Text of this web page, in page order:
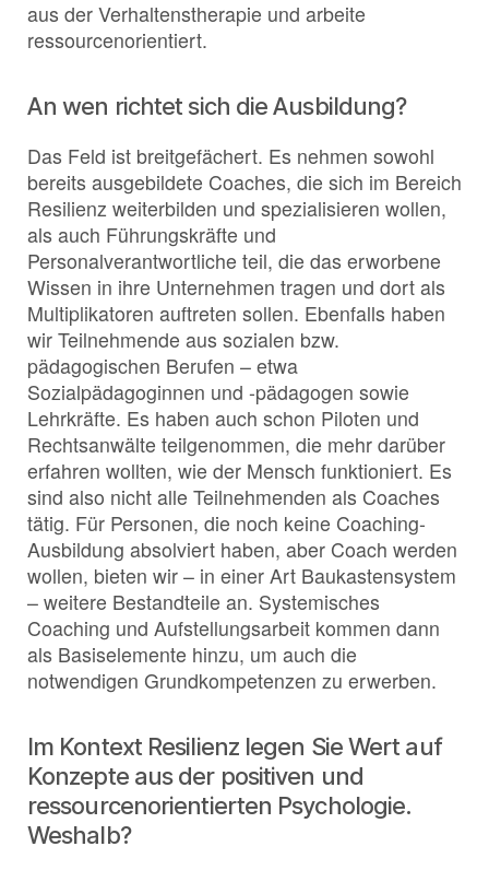
aus der Verhaltenstherapie und arbeite
ressourcenorientiert.
An wen richtet sich die Ausbildung?
Das Feld ist breitgefächert. Es nehmen sowohl
bereits ausgebildete Coaches, die sich im Bereich
Resilienz weiterbilden und spezialisieren wollen,
als auch Führungskräfte und
Personalverantwortliche teil, die das erworbene
Wissen in ihre Unternehmen tragen und dort als
Multiplikatoren auftreten sollen. Ebenfalls haben
wir Teilnehmende aus sozialen bzw.
pädagogischen Berufen – etwa
Sozialpädagoginnen und -pädagogen sowie
Lehrkräfte. Es haben auch schon Piloten und
Rechtsanwälte teilgenommen, die mehr darüber
erfahren wollten, wie der Mensch funktioniert. Es
sind also nicht alle Teilnehmenden als Coaches
tätig. Für Personen, die noch keine Coaching-
Ausbildung absolviert haben, aber Coach werden
wollen, bieten wir – in einer Art Baukastensystem
– weitere Bestandteile an. Systemisches
Coaching und Aufstellungsarbeit kommen dann
als Basiselemente hinzu, um auch die
notwendigen Grundkompetenzen zu erwerben.
Im Kontext Resilienz legen Sie Wert auf
Konzepte aus der positiven und
ressourcenorientierten Psychologie.
Weshalb?